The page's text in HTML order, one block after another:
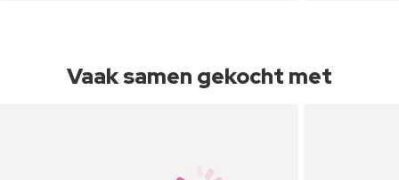
Vaak samen gekocht met